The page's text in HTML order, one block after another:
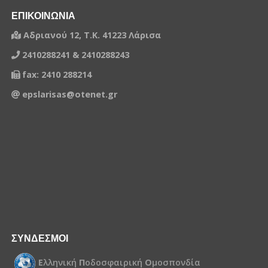
1344419
1485108 ΖΥΓΟΥΡΗΣ ΠΑΝΑΓΙΩΤΗΣ
1395578 ΚΙΟΥΣΗΣ ΚΩΝΣΤΑΝΤΙΝΟΣ
ΕΠΙΚΟΙΝΩΝΙΑ
Αδριανού 12, Τ.Κ. 41223 Λάρισα
2410288241 & 2410288243
fax: 2410 288214
epslarisas@otenet.gr
ΣΥΝΔΕΣΜΟΙ
Ελληνική Ποδοσφαιρική Ομοσπονδία